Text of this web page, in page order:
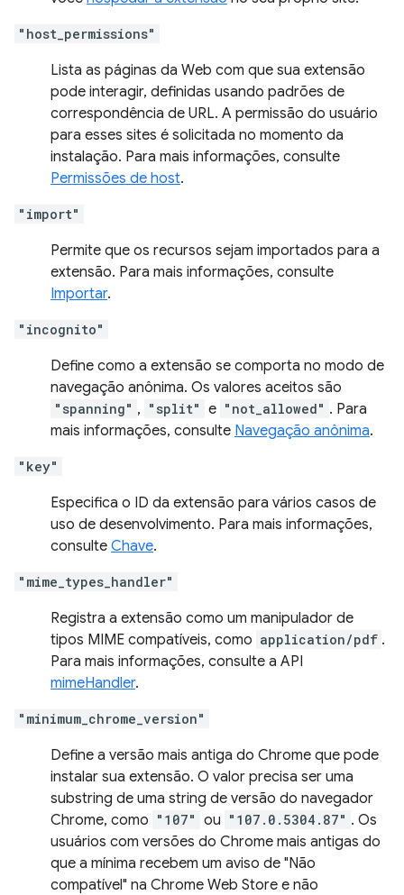
"host_permissions"
Lista as páginas da Web com que sua extensão
pode interagir, definidas usando padrões de
correspondência de URL. A permissão do usuário
para esses sites é solicitada no momento da
instalação. Para mais informações, consulte
Permissões de host.
"import"
Permite que os recursos sejam importados para a
extensão. Para mais informações, consulte
Importar.
"incognito"
Define como a extensão se comporta no modo de
navegação anônima. Os valores aceitos são
"spanning" , "split" e "not_allowed" . Para
mais informações, consulte Navegação anônima.
"key"
Especifica o ID da extensão para vários casos de
uso de desenvolvimento. Para mais informações,
consulte Chave.
"mime_types_handler"
Registra a extensão como um manipulador de
tipos MIME compatíveis, como application/pdf .
Para mais informações, consulte a API
mimeHandler.
"minimum_chrome_version"
Define a versão mais antiga do Chrome que pode
instalar sua extensão. O valor precisa ser uma
substring de uma string de versão do navegador
Chrome, como "107" ou "107.0.5304.87" . Os
usuários com versões do Chrome mais antigas do
que a mínima recebem um aviso de "Não
compatível" na Chrome Web Store e não